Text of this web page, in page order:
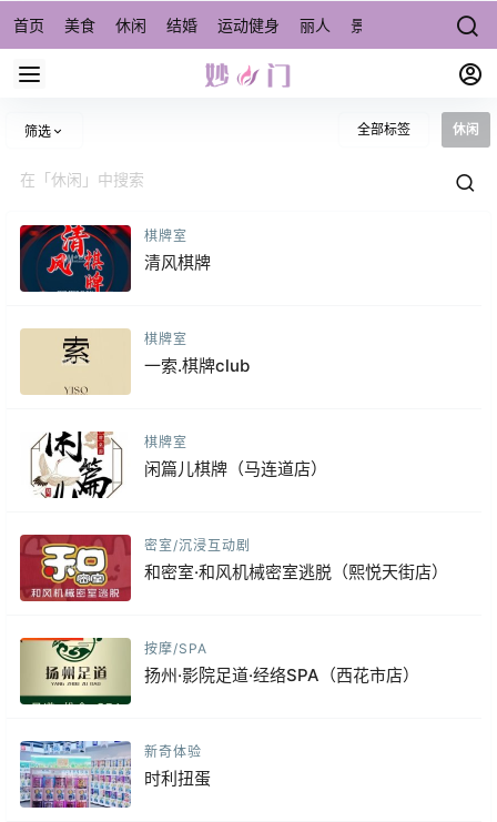
首页 美食 休闲 结婚 运动健身 丽人 景点/周边游 宠物
筛选 全部标签 休闲
棋牌室
清风棋牌
棋牌室
一索.棋牌club
棋牌室
闲篇儿棋牌（马连道店）
密室/沉浸互动剧
和密室·和风机械密室逃脱（熙悦天街店）
按摩/SPA
扬州·影院足道·经络SPA（西花市店）
新奇体验
时利扭蛋